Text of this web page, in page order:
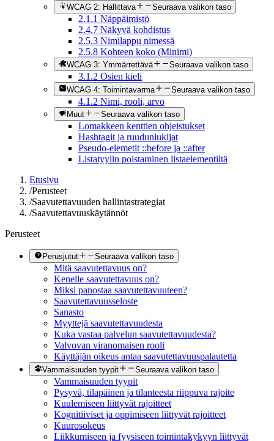
WCAG 2: Hallittava Seuraava valikon taso
2.1.1 Näppäimistö
2.4.7 Näkyvä kohdistus
2.5.3 Nimilappu nimessä
2.5.8 Kohteen koko (Minimi)
WCAG 3: Ymmärrettävä Seuraava valikon taso
3.1.2 Osien kieli
WCAG 4: Toimintavarma Seuraava valikon taso
4.1.2 Nimi, rooli, arvo
Muut Seuraava valikon taso
Lomakkeen kenttien ohjeistukset
Hashtagit ja ruudunlukijat
Pseudo-elemetit ::before ja ::after
Listatyylin poistaminen listaelementiltä
Etusivu
/Perusteet
/Saavutettavuuden hallintastrategiat
/Saavutettavuuskäytännöt
Perusteet
Perusjutut Seuraava valikon taso
Mitä saavutettavuus on?
Kenelle saavutettavuus on?
Miksi panostaa saavutettavuuteen?
Saavutettavuusseloste
Sanasto
Myyttejä saavutettavuudesta
Kuka vastaa palvelun saavutettavuudesta?
Valvovan viranomaisen rooli
Käyttäjän oikeus antaa saavutettavuuspalautetta
Vammaisuuden tyypit Seuraava valikon taso
Vammaisuuden tyypit
Pysyvä, tilapäinen ja tilanteesta riippuva rajoite
Kuulemiseen liittyvät rajoitteet
Kognitiiviset ja oppimiseen liittyvät rajoitteet
Kuurosokeus
Liikkumiseen ja fyysiseen toimintakykyyn liittyvät